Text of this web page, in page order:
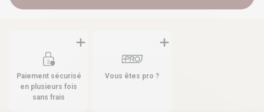
Paiement sécurisé
en plusieurs fois
sans frais
Vous êtes pro ?